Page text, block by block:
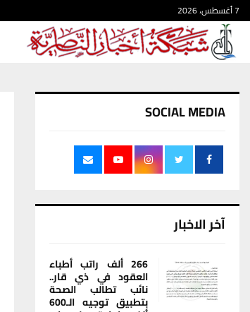
7 أغسطس، 2026
SOCIAL MEDIA
آخر الاخبار
266 ألف راتب أطباء
العقود في ذي قار..
نائب تطالب الصحة
بتطبيق توجيه الـ600